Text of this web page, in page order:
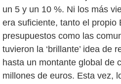
un 5 y un 10 %. Ni los más
era suficiente, tanto el propio
presupuestos como las
tuvieron la ‘brillante’ idea de
hasta un montante global de
millones de euros. Esta vez,